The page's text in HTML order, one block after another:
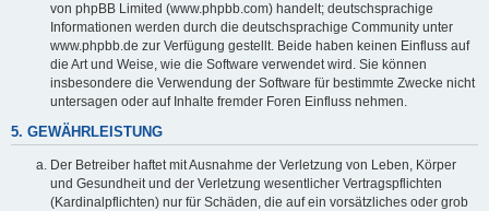
von phpBB Limited (www.phpbb.com) handelt; deutschsprachige
Informationen werden durch die deutschsprachige Community unter
www.phpbb.de zur Verfügung gestellt. Beide haben keinen Einfluss auf
die Art und Weise, wie die Software verwendet wird. Sie können
insbesondere die Verwendung der Software für bestimmte Zwecke nicht
untersagen oder auf Inhalte fremder Foren Einfluss nehmen.
5. GEWÄHRLEISTUNG
Der Betreiber haftet mit Ausnahme der Verletzung von Leben, Körper
und Gesundheit und der Verletzung wesentlicher Vertragspflichten
(Kardinalpflichten) nur für Schäden, die auf ein vorsätzliches oder grob